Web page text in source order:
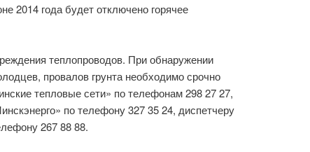
2014 года будет отключено горячее
теплопроводов. При обнаружении
провалов грунта необходимо срочно
тепловые сети» по телефонам 298 27 27,
по телефону 327 35 24, диспетчеру
267 88 88.